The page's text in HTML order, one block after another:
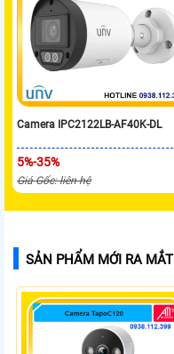
Camera IPC2122LB-AF40K-DL
5%-35%
Giá Gốc: liên hệ
SẢN PHẨM MỚI RA MẮT